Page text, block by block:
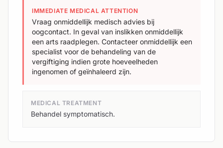
IMMEDIATE MEDICAL ATTENTION
Vraag onmiddellijk medisch advies bij
oogcontact. In geval van inslikken onmiddellijk
een arts raadplegen. Contacteer onmiddellijk een
specialist voor de behandeling van de
vergiftiging indien grote hoeveelheden
ingenomen of geïnhaleerd zijn.
MEDICAL TREATMENT
Behandel symptomatisch.